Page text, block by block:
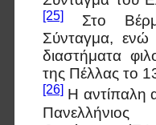
[25]
Στο
Σύνταγμα, ενώ
διαστήματα
της Πέλλας το
[26] Η αντίπαλη